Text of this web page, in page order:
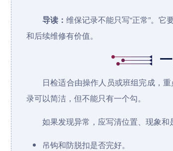
导读： 维保记录不能只写“正常”。
和后续维修有价值。
日检适合由操作人员或班组完成，
录可以简洁，但不能只有一个勾。
如果发现异常，应写清位置、现象和
吊钩和防脱扣是否完好。